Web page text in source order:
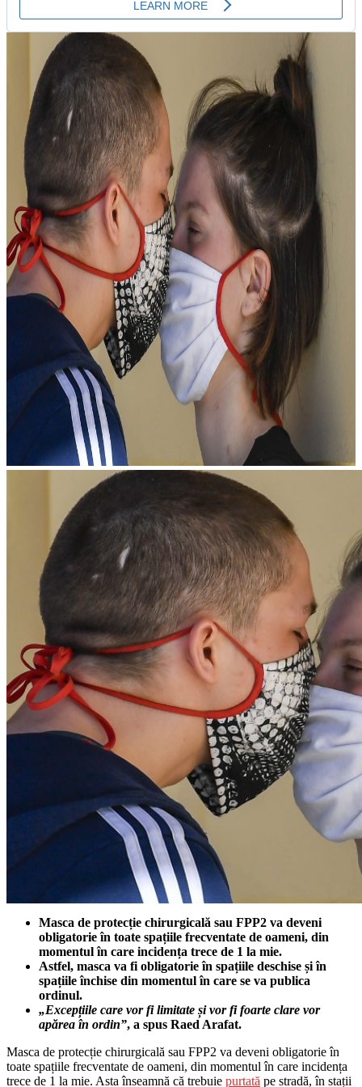
Masca de protecție chirurgicală sau FPP2 va deveni
obligatorie în toate spațiile frecventate de oameni, din
momentul în care incidența trece de 1 la mie.
Astfel, masca va fi obligatorie în spațiile deschise și în
spațiile închise din momentul în care se va publica
ordinul.
„Excepțiile care vor fi limitate și vor fi foarte clare vor
apărea în ordin”, a spus Raed Arafat.
Masca de protecție chirurgicală sau FPP2 va deveni obligatorie în
toate spațiile frecventate de oameni, din momentul în care incidența
trece de 1 la mie. Asta înseamnă că trebuie purtată pe stradă, în stații